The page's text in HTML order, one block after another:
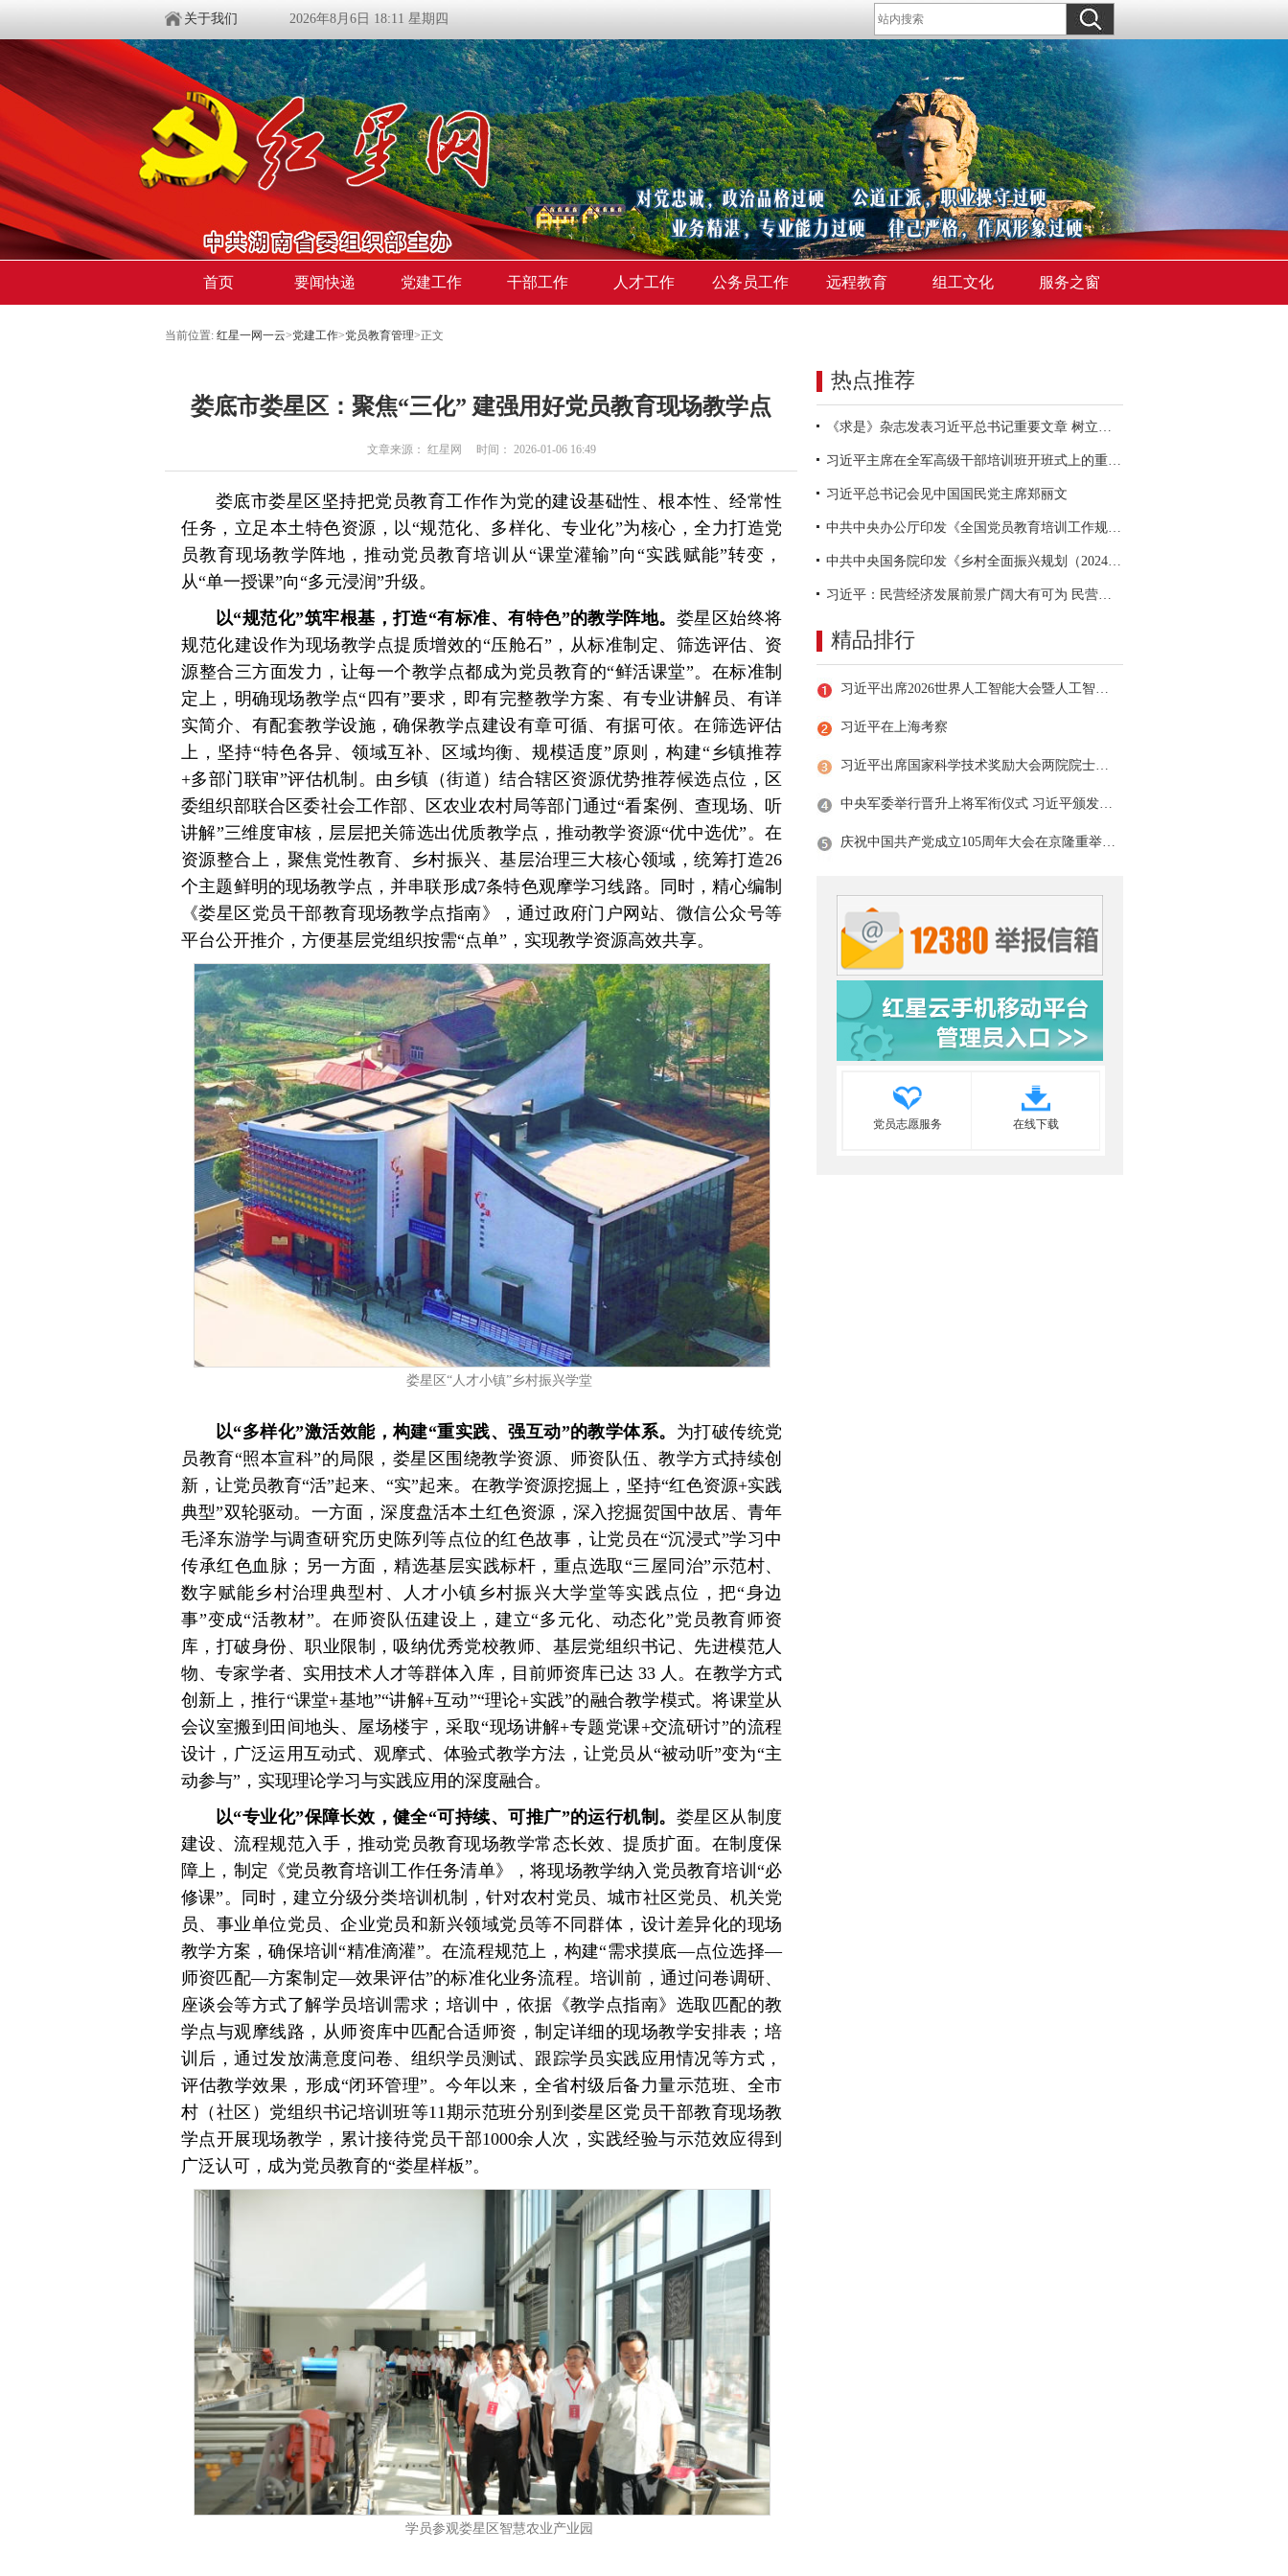
关于我们 2026年8月6日 18:11 星期四
首页 要闻快递 党建工作 干部工作 人才工作 公务员工作 远程教育 组工文化 服务之窗
当前位置: 红星一网一云>党建工作>党员教育管理>正文
娄底市娄星区：聚焦“三化” 建强用好党员教育现场教学点
文章来源： 红星网 时间： 2026-01-06 16:49
娄底市娄星区坚持把党员教育工作作为党的建设基础性、根本性、经常性
任务，立足本土特色资源，以“规范化、多样化、专业化”为核心，全力打造党
员教育现场教学阵地，推动党员教育培训从“课堂灌输”向“实践赋能”转变，
从“单一授课”向“多元浸润”升级。
以“规范化”筑牢根基，打造“有标准、有特色”的教学阵地。 娄星区始终将
规范化建设作为现场教学点提质增效的“压舱石”，从标准制定、筛选评估、资
源整合三方面发力，让每一个教学点都成为党员教育的“鲜活课堂”。在标准制
定上，明确现场教学点“四有”要求，即有完整教学方案、有专业讲解员、有详
实简介、有配套教学设施，确保教学点建设有章可循、有据可依。在筛选评估
上，坚持“特色各异、领域互补、区域均衡、规模适度”原则，构建“乡镇推荐
+多部门联审”评估机制。由乡镇（街道）结合辖区资源优势推荐候选点位，区
委组织部联合区委社会工作部、区农业农村局等部门通过“看案例、查现场、听
讲解”三维度审核，层层把关筛选出优质教学点，推动教学资源“优中选优”。在
资源整合上，聚焦党性教育、乡村振兴、基层治理三大核心领域，统筹打造26
个主题鲜明的现场教学点，并串联形成7条特色观摩学习线路。同时，精心编制
《娄星区党员干部教育现场教学点指南》，通过政府门户网站、微信公众号等
平台公开推介，方便基层党组织按需“点单”，实现教学资源高效共享。
娄星区“人才小镇”乡村振兴学堂
以“多样化”激活效能，构建“重实践、强互动”的教学体系。 为打破传统党
员教育“照本宣科”的局限，娄星区围绕教学资源、师资队伍、教学方式持续创
新，让党员教育“活”起来、“实”起来。在教学资源挖掘上，坚持“红色资源+实践
典型”双轮驱动。一方面，深度盘活本土红色资源，深入挖掘贺国中故居、青年
毛泽东游学与调查研究历史陈列等点位的红色故事，让党员在“沉浸式”学习中
传承红色血脉；另一方面，精选基层实践标杆，重点选取“三屋同治”示范村、
数字赋能乡村治理典型村、人才小镇乡村振兴大学堂等实践点位，把“身边
事”变成“活教材”。在师资队伍建设上，建立“多元化、动态化”党员教育师资
库，打破身份、职业限制，吸纳优秀党校教师、基层党组织书记、先进模范人
物、专家学者、实用技术人才等群体入库，目前师资库已达 33 人。在教学方式
创新上，推行“课堂+基地”“讲解+互动”“理论+实践”的融合教学模式。将课堂从
会议室搬到田间地头、屋场楼宇，采取“现场讲解+专题党课+交流研讨”的流程
设计，广泛运用互动式、观摩式、体验式教学方法，让党员从“被动听”变为“主
动参与”，实现理论学习与实践应用的深度融合。
以“专业化”保障长效，健全“可持续、可推广”的运行机制。 娄星区从制度
建设、流程规范入手，推动党员教育现场教学常态长效、提质扩面。在制度保
障上，制定《党员教育培训工作任务清单》，将现场教学纳入党员教育培训“必
修课”。同时，建立分级分类培训机制，针对农村党员、城市社区党员、机关党
员、事业单位党员、企业党员和新兴领域党员等不同群体，设计差异化的现场
教学方案，确保培训“精准滴灌”。在流程规范上，构建“需求摸底—点位选择—
师资匹配—方案制定—效果评估”的标准化业务流程。培训前，通过问卷调研、
座谈会等方式了解学员培训需求；培训中，依据《教学点指南》选取匹配的教
学点与观摩线路，从师资库中匹配合适师资，制定详细的现场教学安排表；培
训后，通过发放满意度问卷、组织学员测试、跟踪学员实践应用情况等方式，
评估教学效果，形成“闭环管理”。今年以来，全省村级后备力量示范班、全市
村（社区）党组织书记培训班等11期示范班分别到娄星区党员干部教育现场教
学点开展现场教学，累计接待党员干部1000余人次，实践经验与示范效应得到
广泛认可，成为党员教育的“娄星样板”。
学员参观娄星区智慧农业产业园
热点推荐
《求是》杂志发表习近平总书记重要文章 树立和践行正确政绩观
习近平主席在全军高级干部培训班开班式上的重要讲话引领全军开展思想整风、深化政治整训
习近平总书记会见中国国民党主席郑丽文
中共中央办公厅印发《全国党员教育培训工作规划（2024－2028年）》
中共中央国务院印发《乡村全面振兴规划（2024—2027年）》
习近平：民营经济发展前景广阔大有可为 民营企业和民营企业家大显身手正当其时
精品排行
习近平出席2026世界人工智能大会暨人工智能全球治理高级别会议开幕式并发表主旨讲话
习近平在上海考察
习近平出席国家科学技术奖励大会两院院士大会中国科协第十一次全国代表大会并发表重要讲话
中央军委举行晋升上将军衔仪式 习近平颁发命令状并向晋衔的军官表示祝贺
庆祝中国共产党成立105周年大会在京隆重举行 习近平发表重要讲话
党员志愿服务 在线下载